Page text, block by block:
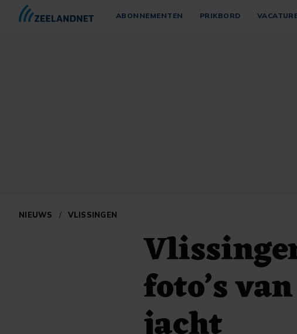
ABONNEMENTEN PRIKBORD
NIEUWS / VLISSINGEN
foto’s